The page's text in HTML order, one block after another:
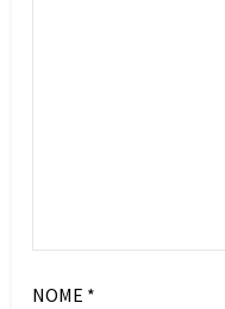
NOME *